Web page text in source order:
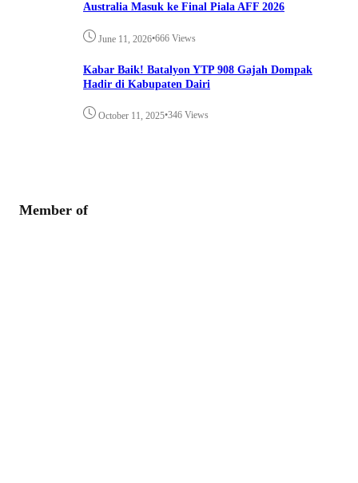
Australia Masuk ke Final Piala AFF 2026
June 11, 2026•666 Views
Kabar Baik! Batalyon YTP 908 Gajah Dompak
Hadir di Kabupaten Dairi
October 11, 2025•346 Views
Member of